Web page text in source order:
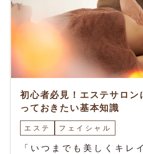
初心者必見！エステサロン
っておきたい基本知識
エステ フェイシャル
「いつまでも美しくキレ